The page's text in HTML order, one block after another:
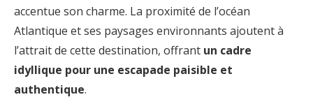
accentue son charme. La proximité de l’océan
Atlantique et ses paysages environnants ajoutent à
l’attrait de cette destination, offrant un cadre
idyllique pour une escapade paisible et
authentique.